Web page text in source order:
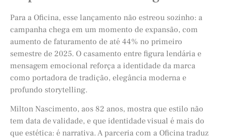
Para a Oficina, esse lançamento não estreou sozinho: a
campanha chega em um momento de expansão, com
aumento de faturamento de até 44% no primeiro
semestre de 2025. O casamento entre figura lendária e
mensagem emocional reforça a identidade da marca
como portadora de tradição, elegância moderna e
profundo storytelling.
Milton Nascimento, aos 82 anos, mostra que estilo não
tem data de validade, e que identidade visual é mais do
que estética: é narrativa. A parceria com a Oficina traduz